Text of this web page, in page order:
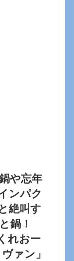
や忘年
ンパク
絶叫す
鍋！
れおー
ァン」